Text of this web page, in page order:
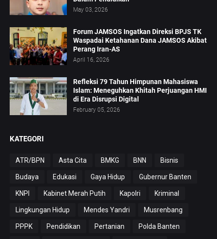
May 03, 2026
Forum JAMSOS Ingatkan Direksi BPJS TK
Waspadai Ketahanan Dana JAMSOS Akibat
Perang Iran-AS
April 16, 2026
Refleksi 79 Tahun Himpunan Mahasiswa
Islam: Meneguhkan Khitah Perjuangan HMI
di Era Disrupsi Digital
February 05, 2026
KATEGORI
ATR/BPN Asta Cita BMKG BNN Bisnis
Budaya Edukasi Gaya Hidup Gubernur Banten
KNPI Kabinet Merah Putih Kapolri Kriminal
Lingkungan Hidup Mendes Yandri Musrenbang
PPPK Pendidikan Pertanian Polda Banten